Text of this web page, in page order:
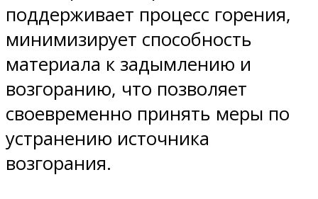
поддерживает процесс горения,
минимизирует способность
материала к задымлению и
возгоранию, что позволяет
своевременно принять меры по
устранению источника
возгорания.